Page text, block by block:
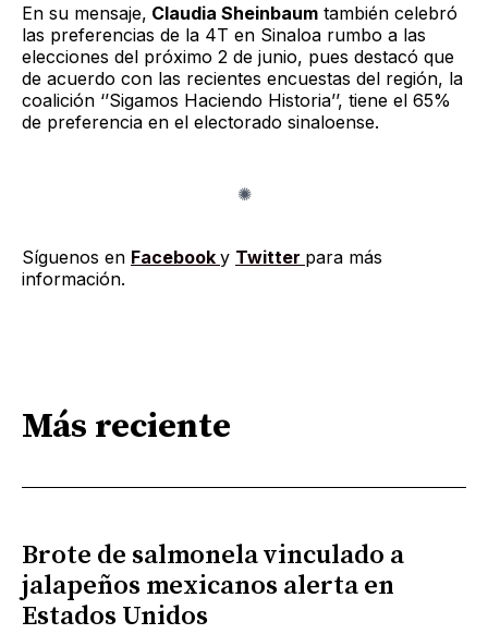
En su mensaje, Claudia Sheinbaum también celebró
las preferencias de la 4T en Sinaloa rumbo a las
elecciones del próximo 2 de junio, pues destacó que
de acuerdo con las recientes encuestas del región, la
coalición ‘’Sigamos Haciendo Historia’’, tiene el 65%
de preferencia en el electorado sinaloense.
Síguenos en Facebook y Twitter para más
información.
Más reciente
Brote de salmonela vinculado a
jalapeños mexicanos alerta en
Estados Unidos